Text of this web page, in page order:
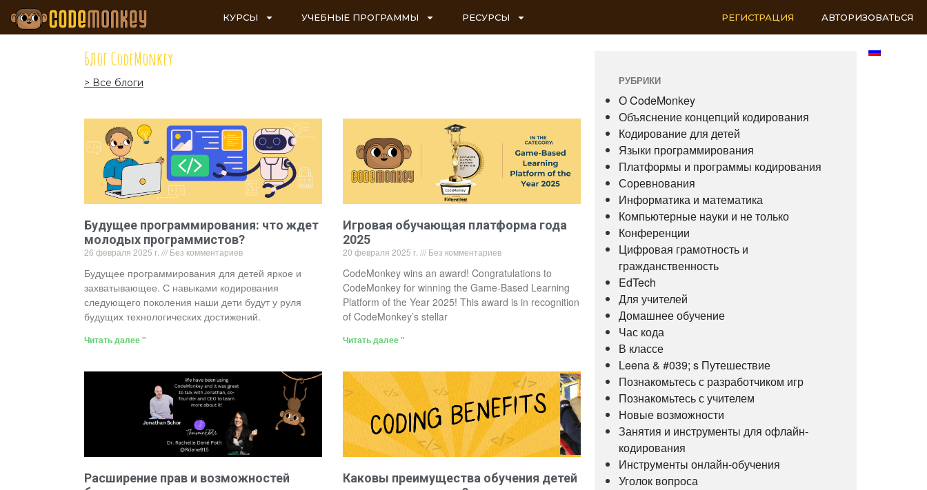
КУРСЫ УЧЕБНЫЕ ПРОГРАММЫ РЕСУРСЫ РЕГИСТРАЦИЯ АВТОРИЗОВАТЬСЯ
Блог CodeMonkey
> Все блоги
Будущее программирования: что ждет
молодых программистов?
26 февраля 2025 г. Без комментариев
Будущее программирования для детей яркое и
захватывающее. С навыками кодирования
следующего поколения наши дети будут у руля
будущих технологических достижений.
Читать далее "
Игровая обучающая платформа года
2025
20 февраля 2025 г. Без комментариев
CodeMonkey wins an award! Congratulations to
CodeMonkey for winning the Game-Based Learning
Platform of the Year 2025! This award is in recognition
of CodeMonkey’s stellar
Читать далее "
Расширение прав и возможностей
Каковы преимущества обучения детей
РУБРИКИ
О CodeMonkey
Объяснение концепций кодирования
Кодирование для детей
Языки программирования
Платформы и программы кодирования
Соревнования
Информатика и математика
Компьютерные науки и не только
Конференции
Цифровая грамотность и
гражданственность
EdTech
Для учителей
Домашнее обучение
Час кода
В классе
Leena & #039; s Путешествие
Познакомьтесь с разработчиком игр
Познакомьтесь с учителем
Новые возможности
Занятия и инструменты для офлайн-
кодирования
Инструменты онлайн-обучения
Уголок вопроса